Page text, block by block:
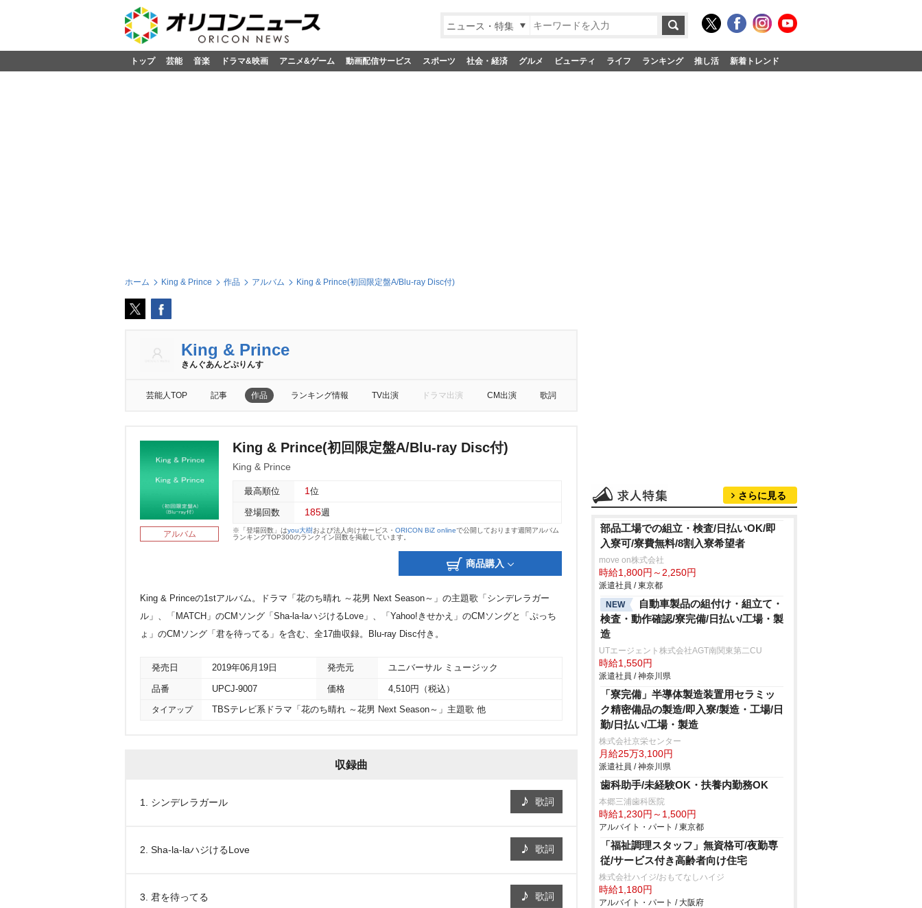
ニュース・特集
トップ 芸能 音楽 ドラマ&映画 アニメ&ゲーム 動画配信サービス スポーツ 社会・経済 グルメ ビューティ ライフ ランキング 推し活 新着トレンド
ホーム King & Prince 作品 アルバム King & Prince(初回限定盤A/Blu-ray Disc付)
King & Prince
きんぐあんどぷりんす
芸能人TOP 記事 作品 ランキング情報 TV出演 ドラマ出演 CM出演 歌詞
アルバム
King & Prince(初回限定盤A/Blu-ray Disc付)
King & Prince
最高順位 1 位
登場回数 185週
※「登場回数」はyou大樹および法人向けサービス・ ORICON BiZ onlineで公開しております週間アルバム
ランキングTOP300のランクイン回数を掲載しています。
商品購入
King & Princeの1stアルバム。ドラマ「花のち晴れ ～花男 Next Season～」の主題歌「シンデレラガー
ル」、「MATCH」のCMソング「Sha-la-laハジけるLove」、「Yahoo!きせかえ」のCMソングと「ぷっち
ょ」のCMソング「君を待ってる」を含む、全17曲収録。Blu-ray Disc付き。
発売日 2019年06月19日 発売元 ユニバーサル ミュージック
品番 UPCJ-9007 価格 4,510円（税込）
タイアップ TBSテレビ系ドラマ「花のち晴れ ～花男 Next Season～」主題歌 他
収録曲
1. シンデレラガール 歌詞
2. Sha-la-laハジけるLove 歌詞
3. 君を待ってる 歌詞
さらに見る
部品工場での組立・検査/日払いOK/即
入寮可/寮費無料/8割入寮希望者
move on株式会社
時給1,800円～2,250円
派遣社員 / 東京都
NEW
自動車製品の組付け・組立て・
検査・動作確認/寮完備/日払い/工場・製
造
UTエージェント株式会社AGT南関東第二CU
時給1,550円
派遣社員 / 神奈川県
「寮完備」半導体製造装置用セラミッ
ク精密備品の製造/即入寮/製造・工場/日
勤/日払い/工場・製造
株式会社京栄センター
月給25万3,100円
派遣社員 / 神奈川県
歯科助手/未経験OK・扶養内勤務OK
本郷三浦歯科医院
時給1,230円～1,500円
アルバイト・パート / 東京都
「福祉調理スタッフ」無資格可/夜勤専
従/サービス付き高齢者向け住宅
株式会社ハイジ/おもてなしハイジ
時給1,180円
アルバイト・パート / 大阪府